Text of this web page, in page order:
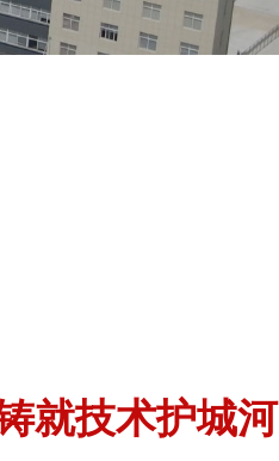
就技术护城河